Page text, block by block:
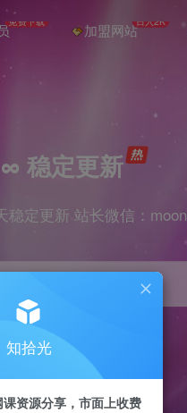
免费下载 加盟网站日入2K
稳定更新
稳定更新 站长微信：
快手 小红书
知拾光
资源分享，市面上收费